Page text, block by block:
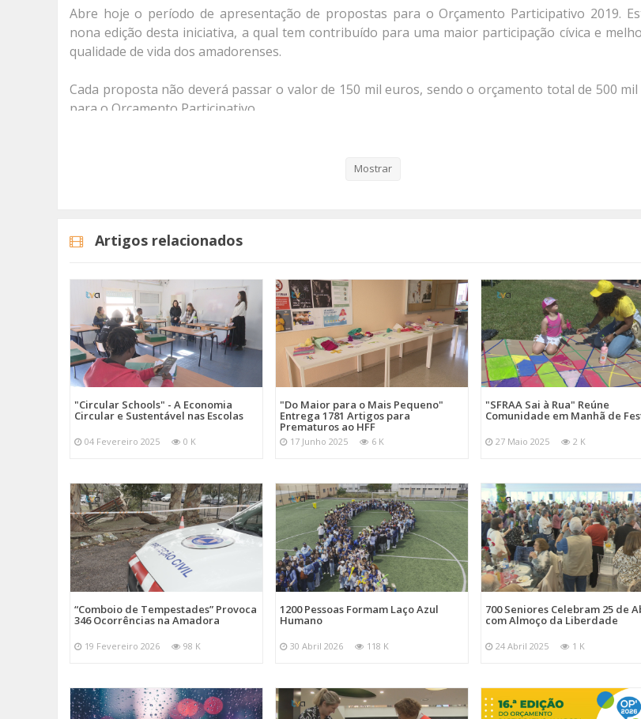
SOMOS TODOS EUROPEUS
AMADORA LIGA À RESILIÊNCIA
HISTÓRIAS DE ABRIL
Abre hoje o período de apresentação de propostas para o Orçamento Participativo 2019.
nona edição desta iniciativa, a qual tem contribuído para uma maior participação cívica e
qualidade de vida dos amadorenses.
Cada proposta não deverá passar o valor de 150 mil euros, sendo o orçamento total de 500
para o Orçamento Participativo.
Este período de apresentação de propostas decorre até ao dia 25 de Junho.
Mostrar
Artigos relacionados
"Circular Schools" - A Economia
Circular e Sustentável nas Escolas
04 Fevereiro 2025 0 K
"Do Maior para o Mais Pequeno"
Entrega 1781 Artigos para
Prematuros ao HFF
17 Junho 2025 6 K
"SFRAA Sai à Rua" Reúne
Comunidade em Manhã de
27 Maio 2025 2 K
“Comboio de Tempestades” Provoca
346 Ocorrências na Amadora
19 Fevereiro 2026 98 K
1200 Pessoas Formam Laço Azul
Humano
30 Abril 2026 118 K
700 Seniores Celebram 25 de
com Almoço da Liberdade
24 Abril 2025 1 K